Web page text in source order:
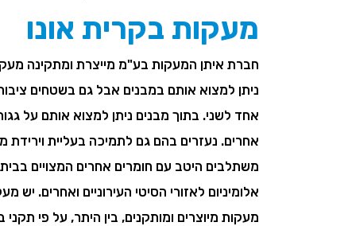
מעקות בקרית אונו
חברת איתן המעקות בע"מ מייצרת ומתקינה
ניתן למצוא אותם במבנים אבל גם בשטחים
אחד לשני. בתוך מבנים ניתן למצוא אותם על
אחרים. נעזרים בהם גם לתמיכה בעליית וירידת
משתלבים היטב עם חומרים אחרים המצויים
אלומיניום לאזורי הסיטי העירוניים ואחרים.
מעקות מיוצרים ומותקנים, בין היתר, על פי